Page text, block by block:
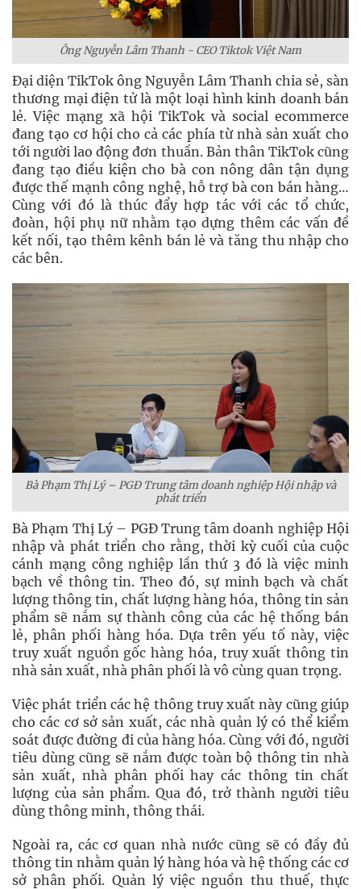
Ông Nguyễn Lâm Thanh - CEO Tiktok Việt Nam
Đại diện TikTok ông Nguyễn Lâm Thanh chia sẻ, sàn
thương mại điện tử là một loại hình kinh doanh bán
lẻ. Việc mạng xã hội TikTok và social ecommerce
đang tạo cơ hội cho cả các phía từ nhà sản xuất cho
tới người lao động đơn thuần. Bản thân TikTok cũng
đang tạo điều kiện cho bà con nông dân tận dụng
được thế mạnh công nghệ, hỗ trợ bà con bán hàng…
Cùng với đó là thúc đẩy hợp tác với các tổ chức,
đoàn, hội phụ nữ nhằm tạo dựng thêm các vấn đề
kết nối, tạo thêm kênh bán lẻ và tăng thu nhập cho
các bên.
Bà Phạm Thị Lý – PGĐ Trung tâm doanh nghiệp Hội nhập và
phát triển
Bà Phạm Thị Lý – PGĐ Trung tâm doanh nghiệp Hội
nhập và phát triển cho rằng, thời kỳ cuối của cuộc
cánh mạng công nghiệp lần thứ 3 đó là việc minh
bạch về thông tin. Theo đó, sự minh bạch và chất
lượng thông tin, chất lượng hàng hóa, thông tin sản
phẩm sẽ nắm sự thành công của các hệ thống bán
lẻ, phân phối hàng hóa. Dựa trên yếu tố này, việc
truy xuất nguồn gốc hàng hóa, truy xuất thông tin
nhà sản xuất, nhà phân phối là vô cùng quan trọng.
Việc phát triển các hệ thông truy xuất này cũng giúp
cho các cơ sở sản xuất, các nhà quản lý có thể kiểm
soát được đường đi của hàng hóa. Cùng với đó, người
tiêu dùng cũng sẽ nắm được toàn bộ thông tin nhà
sản xuất, nhà phân phối hay các thông tin chất
lượng của sản phẩm. Qua đó, trở thành người tiêu
dùng thông minh, thông thái.
Ngoài ra, các cơ quan nhà nước cũng sẽ có đầy đủ
thông tin nhằm quản lý hàng hóa và hệ thống các cơ
sở phân phối. Quản lý việc nguồn thu thuế, thực